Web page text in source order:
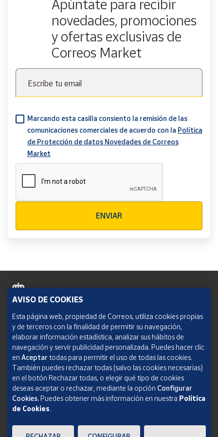
Apúntate para recibir
novedades, promociones
y ofertas exclusivas de
Correos Market
Escribe tu email
Marcando esta casilla consiento la remisión de las
comunicaciones comerciales de acuerdo con la Política
de Protección de datos Novedades de Correos
Market
ENVIAR
Política de cookies
Aviso legal
Condiciones del servicio
Política de Privacidad Web
Informe de transparencia
SOCIEDAD ESTATAL CORREOS Y TELÉGRAFOS, S.A., S.M.E. Todos los derechos
AVISO DE COOKIES
Esta página web, propiedad de Correos, utiliza cookies propias
y de terceros con la finalidad de permitir su navegación,
elaborar información estadística, analizar sus hábitos de
navegación y servir publicidad personalizada. Puedes hacer clic
en Aceptar todas para permitir el uso de todas las cookies.
También puedes rechazar todas (salvo las cookies necesarias)
en el botón Rechazar todas, o elegir qué tipo de cookies
deseas aceptar o rechazar, mediante la opción Configurar
Cookies.Puedes obtener más información en nuestra Política
de Cookies.